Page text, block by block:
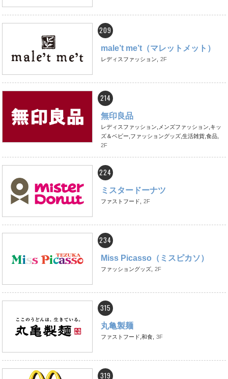
209
male’t me’t（マレットメット）
レディスファッション, 2F
214
無印良品
レディスファッション,メンズファッション,キッ
ズ＆ベビー,ファッショングッズ,生活雑貨,食品,
2F
224
ミスタードーナツ
ファストフード, 2F
234
Miss Picasso（ミスピカソ）
ファッショングッズ, 2F
315
丸亀製麺
ファストフード,和食, 3F
319